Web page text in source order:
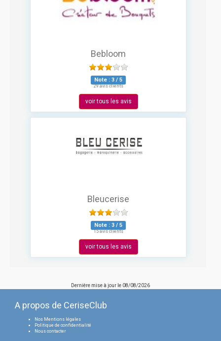
Bebloom
Note : 3 / 5
29 avis clients
voir tous les avis
Bleucerise
Note : 3 / 5
15 avis clients
voir tous les avis
Dernière mise à jour le 08/08/2026
A propos de CeriseClub
Nos Mentions légales
Politique de confidentialité
Nous contacter